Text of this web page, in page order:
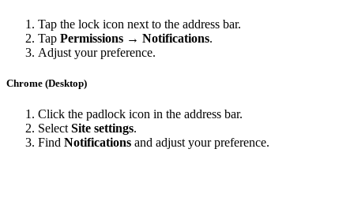
Tap the lock icon next to the address bar.
Tap Permissions → Notifications.
Adjust your preference.
Chrome (Desktop)
Click the padlock icon in the address bar.
Select Site settings.
Find Notifications and adjust your preference.